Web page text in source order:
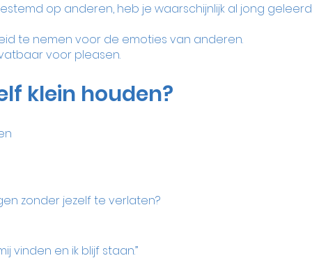
op anderen, heb je waarschijnlijk al jong geleerd
te nemen voor de emoties van anderen.
voor pleasen.
klein houden?
zonder jezelf te verlaten?
vinden en ik blijf staan.”